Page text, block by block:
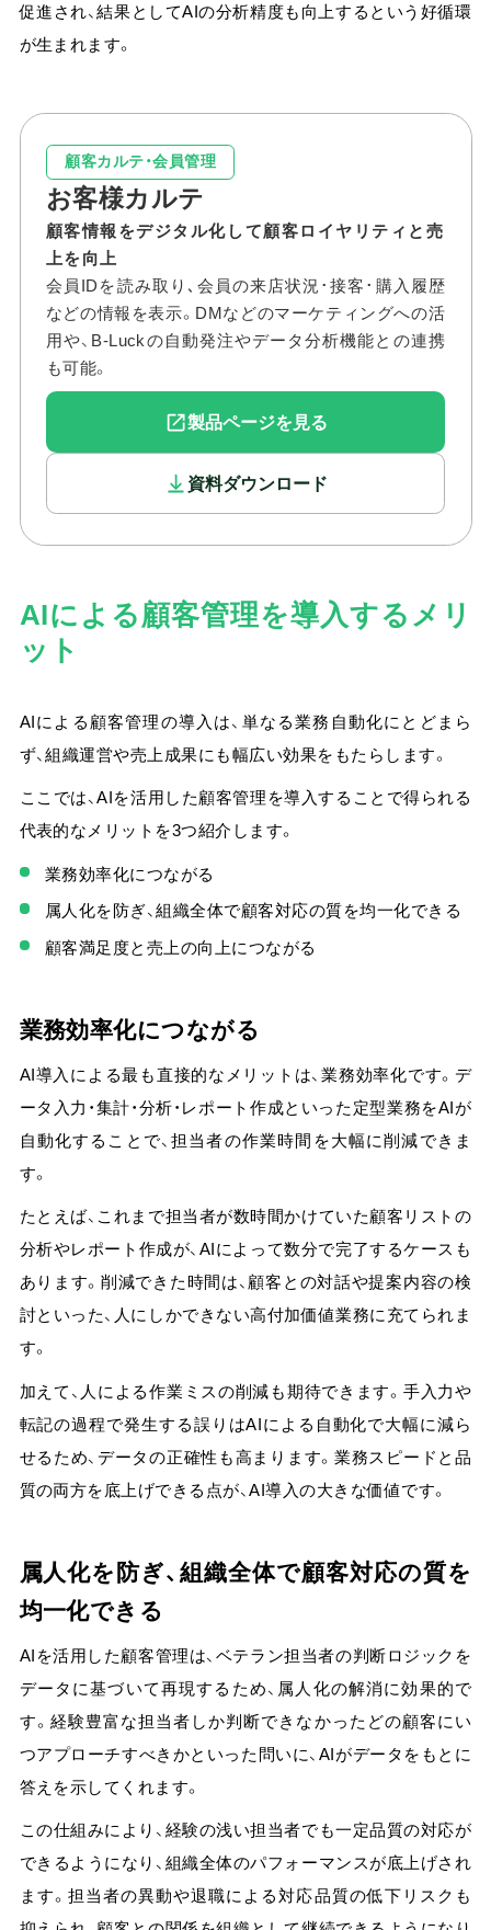
促進され、結果としてAIの分析精度も向上するという好循環
が生まれます。
顧客カルテ・会員管理
お客様カルテ
顧客情報をデジタル化して顧客ロイヤリティと売
上を向上
会員IDを読み取り､会員の来店状況･接客･購入履歴
などの情報を表示。DMなどのマーケティングへの活
用や、B-Luckの自動発注やデータ分析機能との連携
も可能。
製品ページを見る
資料ダウンロード
AIによる顧客管理を導入するメリ
ット
AIによる顧客管理の導入は、単なる業務自動化にとどまら
ず、組織運営や売上成果にも幅広い効果をもたらします。
ここでは、AIを活用した顧客管理を導入することで得られる
代表的なメリットを3つ紹介します。
業務効率化につながる
属人化を防ぎ、組織全体で顧客対応の質を均一化できる
顧客満足度と売上の向上につながる
業務効率化につながる
AI導入による最も直接的なメリットは、業務効率化です。デ
ータ入力・集計・分析・レポート作成といった定型業務をAIが
自動化することで、担当者の作業時間を大幅に削減できま
す。
たとえば、これまで担当者が数時間かけていた顧客リストの
分析やレポート作成が、AIによって数分で完了するケースも
あります。削減できた時間は、顧客との対話や提案内容の検
討といった、人にしかできない高付加価値業務に充てられま
す。
加えて、人による作業ミスの削減も期待できます。手入力や
転記の過程で発生する誤りはAIによる自動化で大幅に減ら
せるため、データの正確性も高まります。業務スピードと品
質の両方を底上げできる点が、AI導入の大きな価値です。
属人化を防ぎ、組織全体で顧客対応の質を
均一化できる
AIを活用した顧客管理は、ベテラン担当者の判断ロジックを
データに基づいて再現するため、属人化の解消に効果的で
す。経験豊富な担当者しか判断できなかったどの顧客にい
つアプローチすべきかといった問いに、AIがデータをもとに
答えを示してくれます。
この仕組みにより、 経験の浅い担当者でも一定品質の対応が
できるようになり、組織全体のパフォーマンスが底上げされ
ます。 担当者の異動や退職による対応品質の低下リスクも